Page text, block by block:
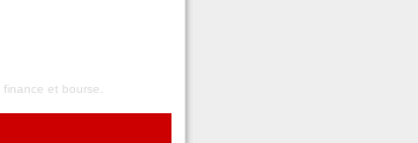
finance et bourse